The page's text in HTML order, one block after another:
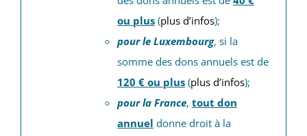
ou plus (plus d’infos);
pour le Luxembourg, si la
somme des dons annuels est de
120 € ou plus (plus d’infos);
pour la France, tout don
annuel donne droit à la